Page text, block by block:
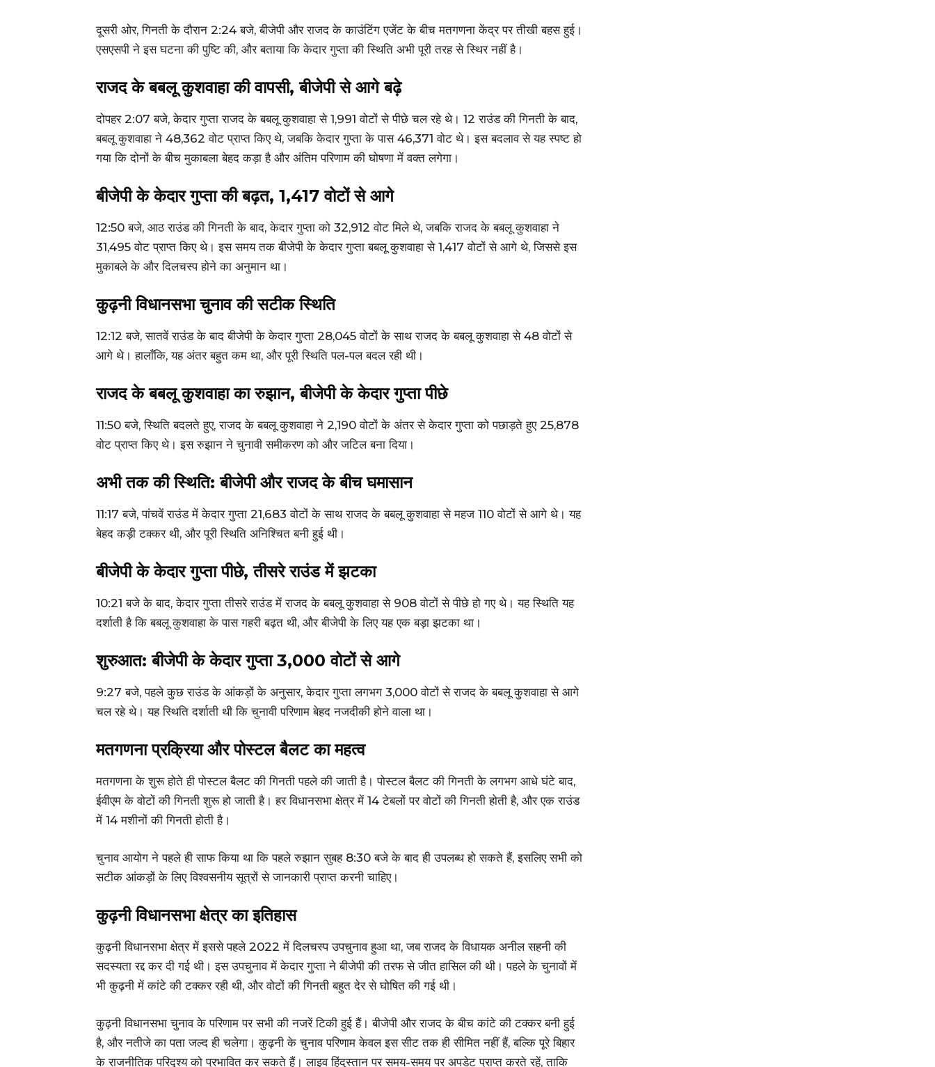
दूसरी ओर, गिनती के दौरान 2:24 बजे, बीजेपी और राजद के काउंटिंग एजेंट के बीच मतगणना केंद्र पर तीखी बहस हुई।
एसएसपी ने इस घटना की पुष्टि की, और बताया कि केदार गुप्ता की स्थिति अभी पूरी तरह से स्थिर नहीं है।
राजद के बबलू कुशवाहा की वापसी, बीजेपी से आगे बढ़े
दोपहर 2:07 बजे, केदार गुप्ता राजद के बबलू कुशवाहा से 1,991 वोटों से पीछे चल रहे थे। 12 राउंड की गिनती के बाद,
बबलू कुशवाहा ने 48,362 वोट प्राप्त किए थे, जबकि केदार गुप्ता के पास 46,371 वोट थे। इस बदलाव से यह स्पष्ट हो
गया कि दोनों के बीच मुकाबला बेहद कड़ा है और अंतिम परिणाम की घोषणा में वक्त लगेगा।
बीजेपी के केदार गुप्ता की बढ़त, 1,417 वोटों से आगे
12:50 बजे, आठ राउंड की गिनती के बाद, केदार गुप्ता को 32,912 वोट मिले थे, जबकि राजद के बबलू कुशवाहा ने
31,495 वोट प्राप्त किए थे। इस समय तक बीजेपी के केदार गुप्ता बबलू कुशवाहा से 1,417 वोटों से आगे थे, जिससे इस
मुकाबले के और दिलचस्प होने का अनुमान था।
कुढ़नी विधानसभा चुनाव की सटीक स्थिति
12:12 बजे, सातवें राउंड के बाद बीजेपी के केदार गुप्ता 28,045 वोटों के साथ राजद के बबलू कुशवाहा से 48 वोटों से
आगे थे। हालाँकि, यह अंतर बहुत कम था, और पूरी स्थिति पल-पल बदल रही थी।
राजद के बबलू कुशवाहा का रुझान, बीजेपी के केदार गुप्ता पीछे
11:50 बजे, स्थिति बदलते हुए, राजद के बबलू कुशवाहा ने 2,190 वोटों के अंतर से केदार गुप्ता को पछाड़ते हुए 25,878
वोट प्राप्त किए थे। इस रुझान ने चुनावी समीकरण को और जटिल बना दिया।
अभी तक की स्थिति: बीजेपी और राजद के बीच घमासान
11:17 बजे, पांचवें राउंड में केदार गुप्ता 21,683 वोटों के साथ राजद के बबलू कुशवाहा से महज 110 वोटों से आगे थे। यह
बेहद कड़ी टक्कर थी, और पूरी स्थिति अनिश्चित बनी हुई थी।
बीजेपी के केदार गुप्ता पीछे, तीसरे राउंड में झटका
10:21 बजे के बाद, केदार गुप्ता तीसरे राउंड में राजद के बबलू कुशवाहा से 908 वोटों से पीछे हो गए थे। यह स्थिति यह
दर्शाती है कि बबलू कुशवाहा के पास गहरी बढ़त थी, और बीजेपी के लिए यह एक बड़ा झटका था।
शुरुआत: बीजेपी के केदार गुप्ता 3,000 वोटों से आगे
9:27 बजे, पहले कुछ राउंड के आंकड़ों के अनुसार, केदार गुप्ता लगभग 3,000 वोटों से राजद के बबलू कुशवाहा से आगे
चल रहे थे। यह स्थिति दर्शाती थी कि चुनावी परिणाम बेहद नजदीकी होने वाला था।
मतगणना प्रक्रिया और पोस्टल बैलट का महत्व
मतगणना के शुरू होते ही पोस्टल बैलट की गिनती पहले की जाती है। पोस्टल बैलट की गिनती के लगभग आधे घंटे बाद,
ईवीएम के वोटों की गिनती शुरू हो जाती है। हर विधानसभा क्षेत्र में 14 टेबलों पर वोटों की गिनती होती है, और एक राउंड
में 14 मशीनों की गिनती होती है।
चुनाव आयोग ने पहले ही साफ किया था कि पहले रुझान सुबह 8:30 बजे के बाद ही उपलब्ध हो सकते हैं, इसलिए सभी को
सटीक आंकड़ों के लिए विश्वसनीय सूत्रों से जानकारी प्राप्त करनी चाहिए।
कुढ़नी विधानसभा क्षेत्र का इतिहास
कुढ़नी विधानसभा क्षेत्र में इससे पहले 2022 में दिलचस्प उपचुनाव हुआ था, जब राजद के विधायक अनील सहनी की
सदस्यता रद्द कर दी गई थी। इस उपचुनाव में केदार गुप्ता ने बीजेपी की तरफ से जीत हासिल की थी। पहले के चुनावों में
भी कुढ़नी में कांटे की टक्कर रही थी, और वोटों की गिनती बहुत देर से घोषित की गई थी।
कुढ़नी विधानसभा चुनाव के परिणाम पर सभी की नजरें टिकी हुई हैं। बीजेपी और राजद के बीच कांटे की टक्कर बनी हुई
है, और नतीजे का पता जल्द ही चलेगा। कुढ़नी के चुनाव परिणाम केवल इस सीट तक ही सीमित नहीं हैं, बल्कि पूरे बिहार
के राजनीतिक परिदृश्य को प्रभावित कर सकते हैं। लाइव हिंदुस्तान पर समय-समय पर अपडेट प्राप्त करते रहें, ताकि